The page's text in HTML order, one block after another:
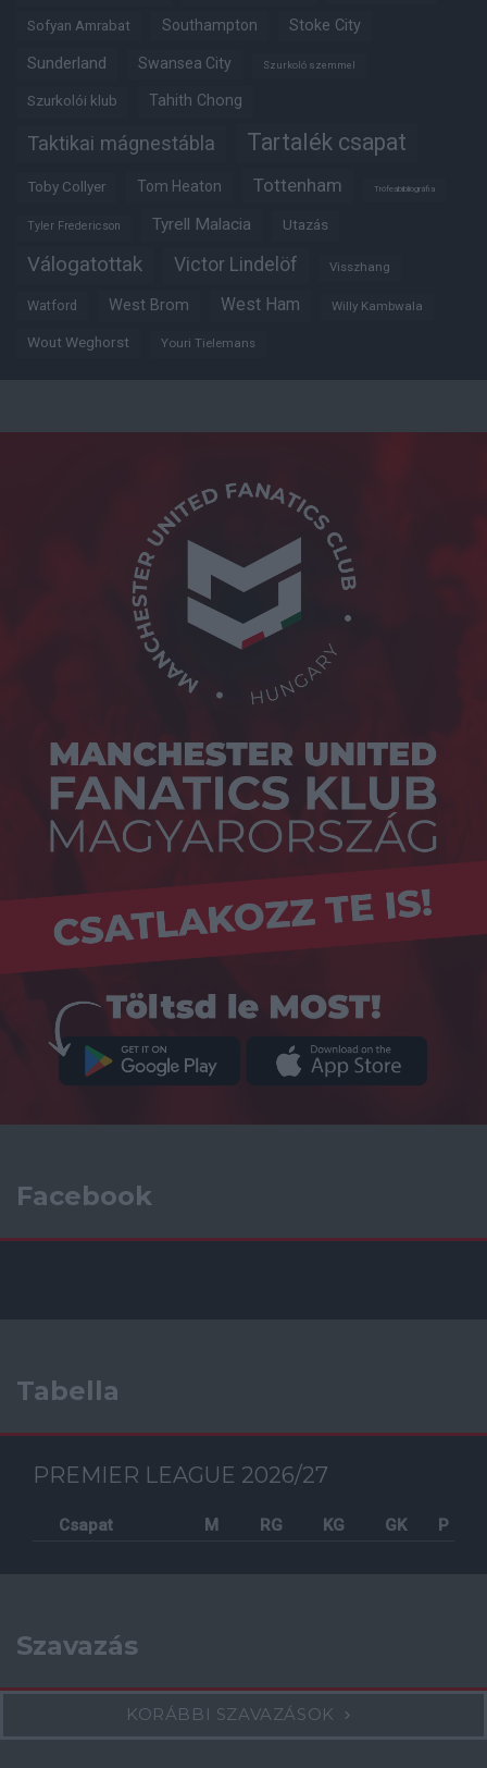
Sofyan Amrabat Southampton Stoke City
Sunderland Swansea City Szurkoló szemmel
Szurkolói klub Tahith Chong
Taktikai mágnestábla Tartalék csapat
Toby Collyer Tom Heaton Tottenham Trófeabibliográfia
Tyler Fredericson Tyrell Malacia Utazás
Válogatottak Victor Lindelöf Visszhang
Watford West Brom West Ham Willy Kambwala
Wout Weghorst Youri Tielemans
Facebook
Tabella
PREMIER LEAGUE 2026/27
Csapat M RG KG GK P
Szavazás
KORÁBBI SZAVAZÁSOK